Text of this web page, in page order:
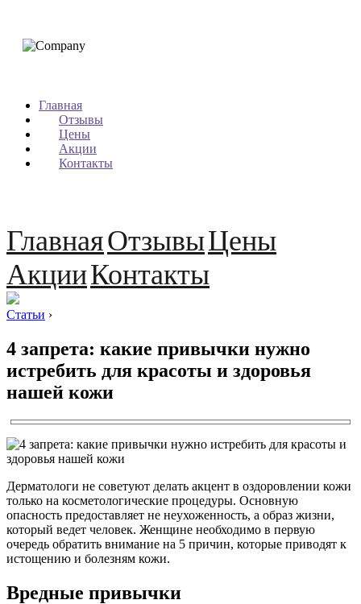
Главная
Отзывы
Цены
Акции
Контакты
ГлавнаяОтзывыЦены
АкцииКонтакты
Статьи ›
4 запрета: какие привычки нужно
истребить для красоты и здоровья
нашей кожи
Дерматологи не советуют делать акцент в оздоровлении кожи
только на косметологические процедуры. Основную
опасность предоставляет не неухоженность, а образ жизни,
который ведет человек. Женщине необходимо в первую
очередь обратить внимание на 5 причин, которые приводят к
истощению и болезням кожи.
Вредные привычки